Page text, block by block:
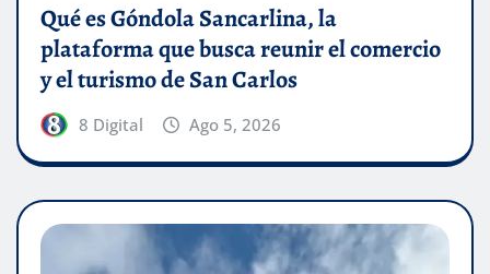
Qué es Góndola Sancarlina, la
plataforma que busca reunir el comercio
y el turismo de San Carlos
8 Digital Ago 5, 2026